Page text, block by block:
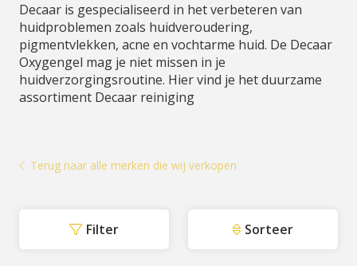
Decaar is gespecialiseerd in het verbeteren van
huidproblemen zoals huidveroudering,
pigmentvlekken, acne en vochtarme huid. De Decaar
Oxygengel mag je niet missen in je
huidverzorgingsroutine. Hier vind je het duurzame
assortiment Decaar reiniging
Terug naar alle merken die wij verkopen
Filter Sorteer